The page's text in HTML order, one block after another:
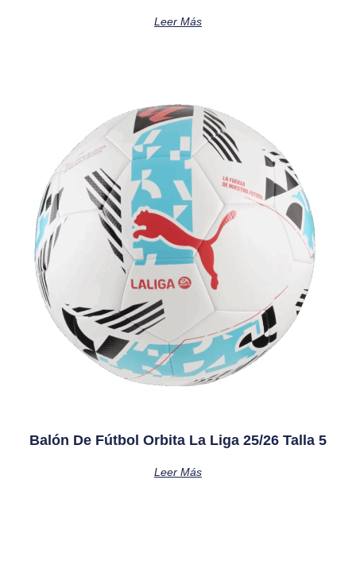
Leer Más
Balón De Fútbol Orbita La Liga 25/26 Talla 5
Leer Más